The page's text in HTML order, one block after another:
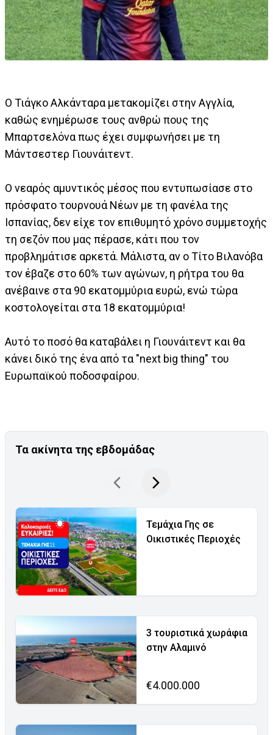
Ο Τιάγκο Αλκάνταρα μετακομίζει στην Αγγλία,
καθώς ενημέρωσε τους ανθρώ πους της
Μπαρτσελόνα πως έχει συμφωνήσει με τη
Μάντσεστερ Γιουνάιτεντ.
Ο νεαρός αμυντικός μέσος που εντυπωσίασε στο
πρόσφατο τουρνουά Νέων με τη φανέλα της
Ισπανίας, δεν είχε τον επιθυμητό χρόνο συμμετοχής
τη σεζόν που μας πέρασε, κάτι που τον
προβλημάτισε αρκετά. Μάλιστα, αν ο Τίτο Βιλανόβα
τον έβαζε στο 60% των αγώνων, η ρήτρα του θα
ανέβαινε στα 90 εκατομμύρια ευρώ, ενώ τώρα
κοστολογείται στα 18 εκατομμύρια!
Αυτό το ποσό θα καταβάλει η Γιουνάιτεντ και θα
κάνει δικό της ένα από τα "next big thing" του
Ευρωπαϊκού ποδοσφαίρου.
Τα ακίνητα της εβδομάδας
Τεμάχια Γης σε
Οικιστικές Περιοχές
3 τουριστικά χωράφια
στην Αλαμινό
€4.000.000